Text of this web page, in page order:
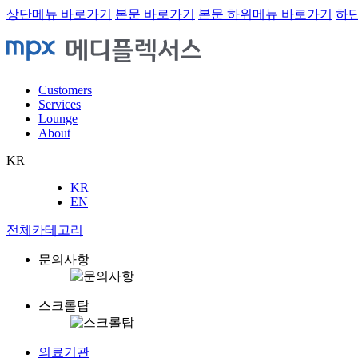
상단메뉴 바로가기 본문 바로가기 본문 하위메뉴 바로가기 하
Customers
Services
Lounge
About
KR
KR
EN
전체카테고리
문의사항
스크롤탑
의료기관